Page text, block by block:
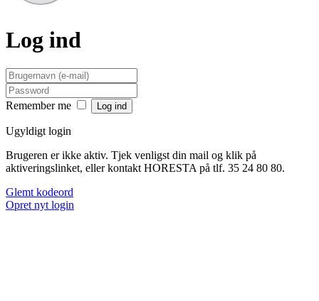
Log ind
Remember me
Ugyldigt login
Brugeren er ikke aktiv. Tjek venligst din mail og klik på
aktiveringslinket, eller kontakt HORESTA på tlf. 35 24 80 80.
Glemt kodeord
Opret nyt login